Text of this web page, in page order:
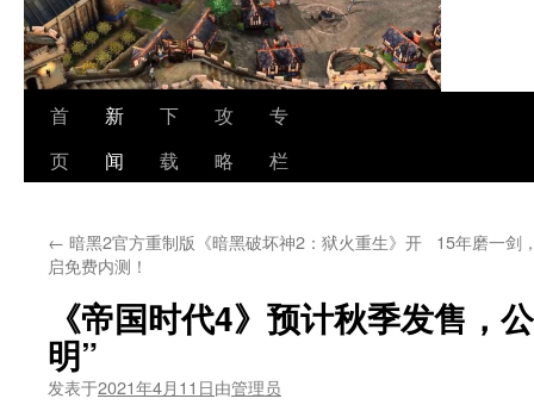
首
页
新
闻
下
载
攻
略
专
栏
← 暗黑2官方重制版《暗黑破坏神2：狱火重生》开
启免费内测！
15年磨一剑
《帝国时代4》预计秋季发售，
明”
发表于2021年4月11日由管理员